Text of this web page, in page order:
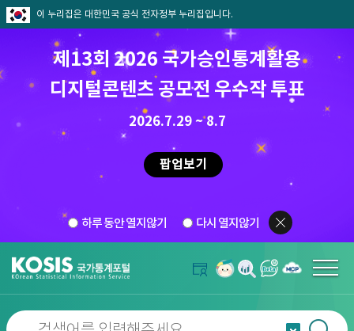
이 누리집은 대한민국 공식 전자정부 누리집입니다.
제13회 2026 국가승인통계활용
디지털콘텐츠 공모전 우수작 투표
2026.7.29 ~ 8.7
팝업보기
하루 동안 열지않기 다시 열지않기